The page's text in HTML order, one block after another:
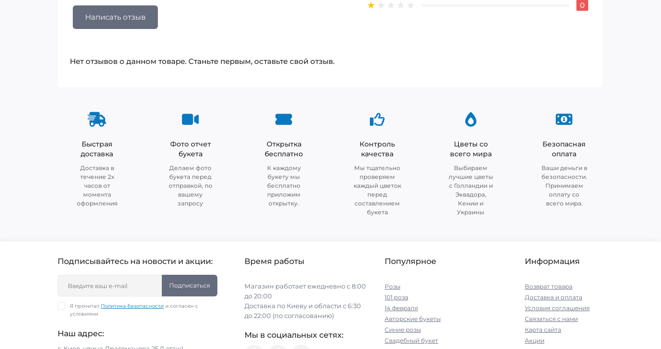
Написать отзыв
0
Нет отзывов о данном товаре. Станьте первым, оставьте свой отзыв.
Быстрая
доставка
Доставка в
течение 2х
часов от
момента
оформления
Фото отчет
букета
Делаем фото
букета перед
отправкой, по
вашему
запросу
Открытка
бесплатно
К каждому
букету мы
бесплатно
приложим
открытку.
Контроль
качества
Мы тщательно
проверяем
каждый цветок
перед
составлением
букета
Цветы со
всего мира
Выбираем
лучшие цветы
с Голландии и
Эквадора,
Кении и
Украины
Безопасная
оплата
Ваши деньги в
безопасности.
Принимаем
оплату со
всего мира.
Подписывайтесь на новости и акции:
Подписаться
Я прочитал Политика безопасности и согласен с
условиями
Наш адрес:
Время работы
Магазин работает ежедневно с 8:00
до 20:00
Доставка по Киеву и области с 6:30
до 22:00 (по согласованию)
Мы в социальных сетях:
Популярное
Розы
101 роза
14 февраля
Авторские букеты
Синие розы
Свадебный букет
Информация
Возврат товара
Доставка и оплата
Условия соглашения
Связаться с нами
Карта сайта
Акции